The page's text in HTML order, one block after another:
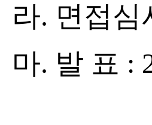
라. 면접심
마. 발 표 :